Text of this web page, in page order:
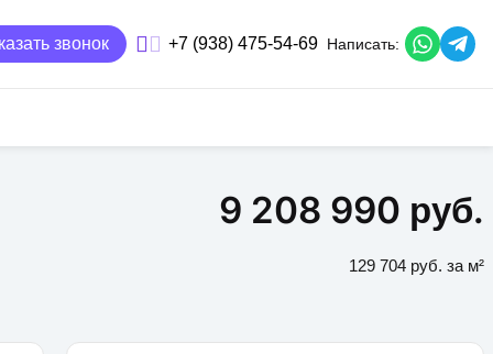
звонок +7 (938) 475-54-69 Написать:
9 208 990 руб.
129 704 руб. за м²